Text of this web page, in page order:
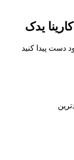
دست پیدا کنید